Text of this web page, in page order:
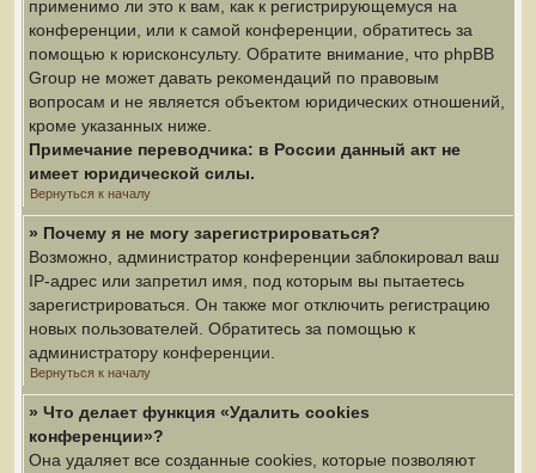
применимо ли это к вам, как к регистрирующемуся на
конференции, или к самой конференции, обратитесь за
помощью к юрисконсульту. Обратите внимание, что phpBB
Group не может давать рекомендаций по правовым
вопросам и не является объектом юридических отношений,
кроме указанных ниже.
Примечание переводчика: в России данный акт не
имеет юридической силы.
Вернуться к началу
» Почему я не могу зарегистрироваться?
Возможно, администратор конференции заблокировал ваш
IP-адрес или запретил имя, под которым вы пытаетесь
зарегистрироваться. Он также мог отключить регистрацию
новых пользователей. Обратитесь за помощью к
администратору конференции.
Вернуться к началу
» Что делает функция «Удалить cookies
конференции»?
Она удаляет все созданные cookies, которые позволяют